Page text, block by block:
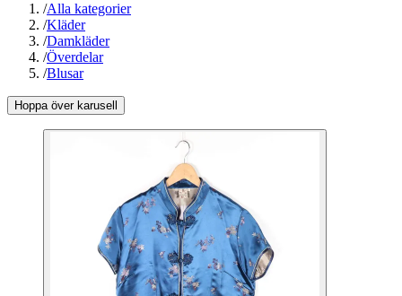
/Alla kategorier
/Kläder
/Damkläder
/Överdelar
/Blusar
Hoppa över karusell